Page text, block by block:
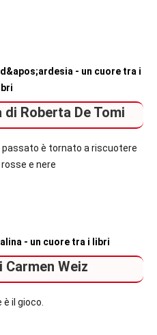
di Roberta De Tomi
passato è tornato a riscuotere
e nere
Weiz
il gioco.